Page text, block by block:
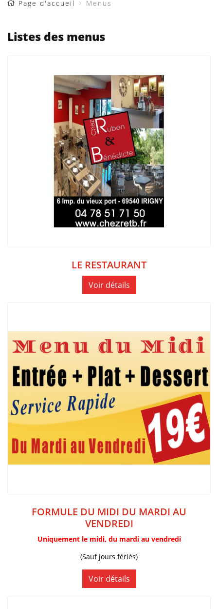
Page d'accueil Menus
Listes des menus
LE RESTAURANT
Voir détails
FORMULE DU MIDI DU MARDI AU
VENDREDI
Uniquement le midi, du mardi au vendredi
(Sauf jours fériés)
Voir détails